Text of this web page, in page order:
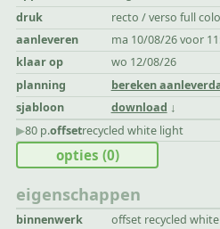
druk
recto / verso full
aanleveren
ma 10/08/26 voor
klaar op
wo 12/08/26
planning
bereken
sjabloon
download
▶︎80 p.offsetrecycled white light
eigenschappen
binnenwerk offset recycled
opties (0)